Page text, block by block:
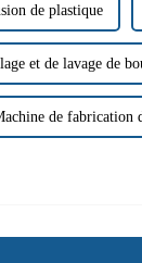
de plastique
et de lavage de
de fabrication